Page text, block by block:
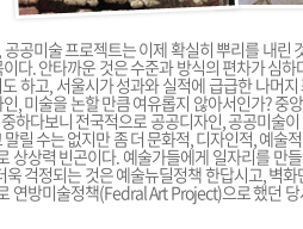
공미술 프로젝트는 이제 확실히 뿌리를 내린
다. 안타까운 것은 수준과 방식의 편차가 심
하고, 서울시가 성과와 실적에 급급한 나머
, 미술을 논할 만큼 여유롭지 않아서인가? 중
하다보니 전국적으로 공공디자인, 공공미술
말릴 수는 없지만 좀 더 문화적, 디자인적, 예술
상상력 빈곤이다. 예술가들에게 일자리를 만
걱정되는 것은 예술뉴딜정책 한답시고, 벽
연방미술정책(Fedral Art Project)으로 했던